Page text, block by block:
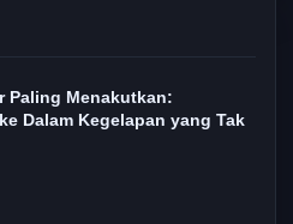
Paling Menakutkan:
Dalam Kegelapan yang Tak